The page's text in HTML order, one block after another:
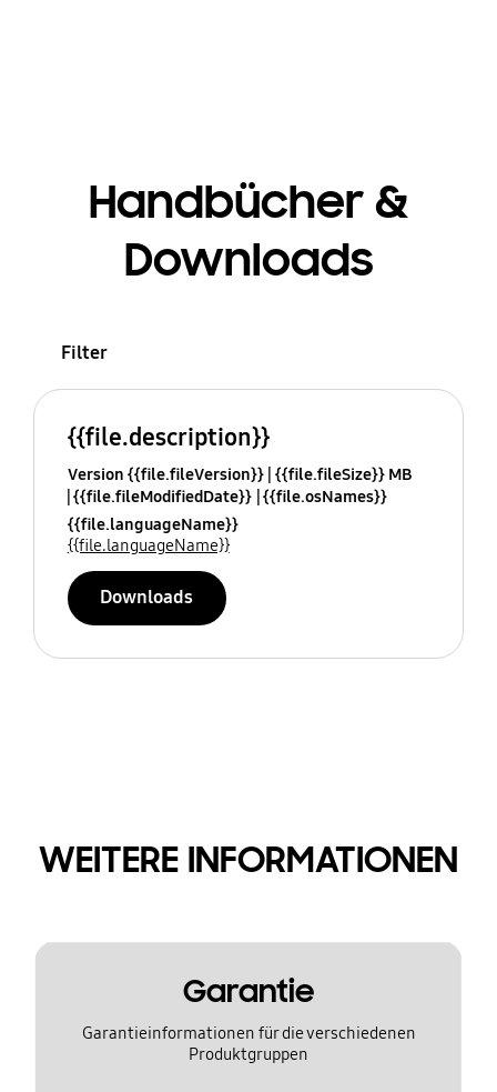
Handbücher &
Downloads
Filter
{{file.description}}
Version {{file.fileVersion}} {{file.fileSize}} MB
{{file.fileModifiedDate}} {{file.osNames}}
{{file.languageName}}
{{file.languageName}}
Downloads
WEITERE INFORMATIONEN
Garantie
Garantieinformationen für die verschiedenen
Produktgruppen